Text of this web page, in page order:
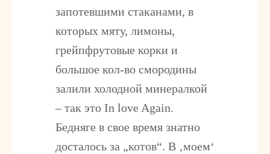
запотевшими стаканами, в
которых мяту, лимоны,
грейпфрутовые корки и
большое кол-во смородины
залили холодной минералкой
– так это In love Again.
Бедняге в свое время знатно
досталось за „котов“. В ‚моем‘